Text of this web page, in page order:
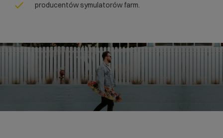
producentów symulatorów farm.